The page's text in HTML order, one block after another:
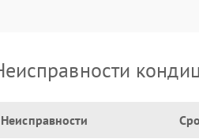
Неисправности